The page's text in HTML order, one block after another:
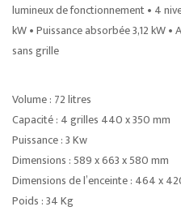
lumineux de fonctionnement • 4
kW • Puissance absorbée 3,12 kW
sans grille
Volume : 72 litres
Capacité : 4 grilles 440 x 350 mm
Puissance : 3 Kw
Dimensions : 589 x 663 x 580 mm
Dimensions de l’enceinte : 464 x
Poids : 34 Kg